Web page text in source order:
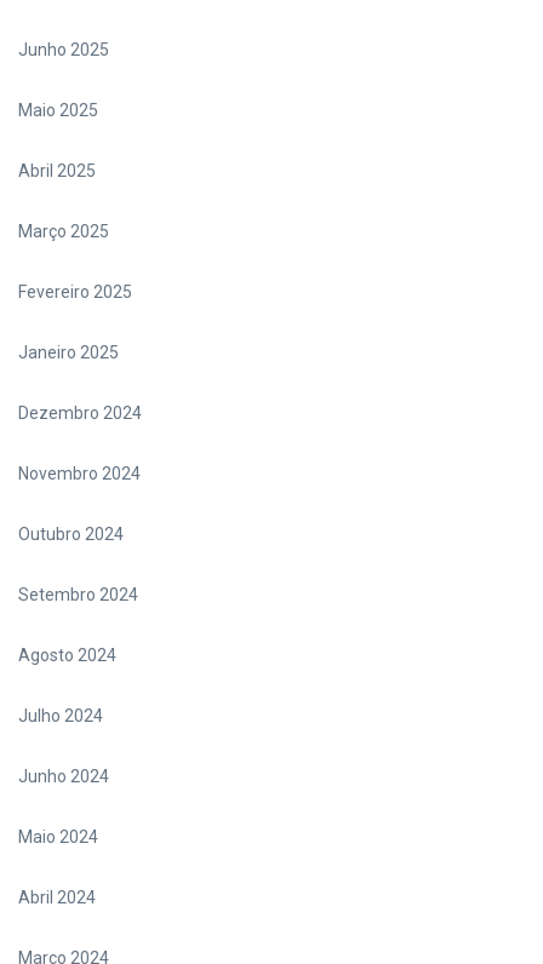
Junho 2025
Maio 2025
Abril 2025
Março 2025
Fevereiro 2025
Janeiro 2025
Dezembro 2024
Novembro 2024
Outubro 2024
Setembro 2024
Agosto 2024
Julho 2024
Junho 2024
Maio 2024
Abril 2024
Março 2024